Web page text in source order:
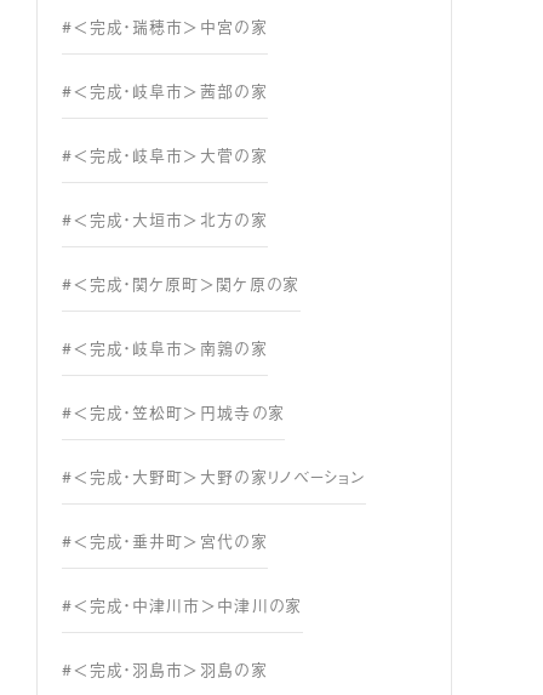
#＜完成・瑞穂市＞中宮の家
#＜完成・岐阜市＞茜部の家
#＜完成・岐阜市＞大菅の家
#＜完成・大垣市＞北方の家
#＜完成・関ケ原町＞関ケ原の家
#＜完成・岐阜市＞南鶉の家
#＜完成・笠松町＞円城寺の家
#＜完成・大野町＞大野の家リノベーション
#＜完成・垂井町＞宮代の家
#＜完成・中津川市＞中津川の家
#＜完成・羽島市＞羽島の家